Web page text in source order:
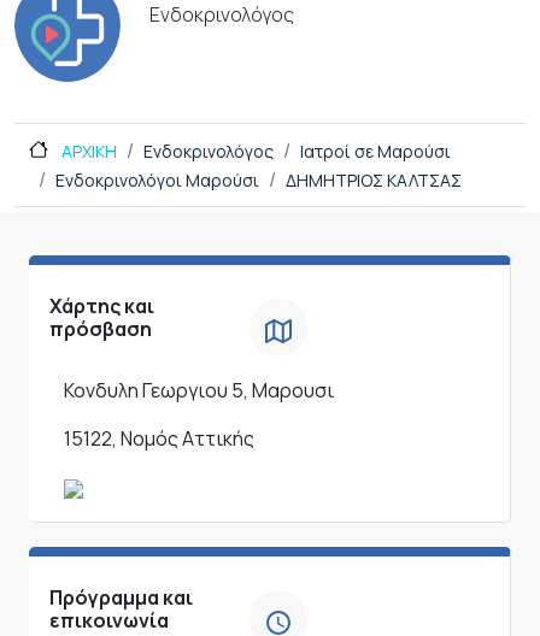
Ενδοκρινολόγος
ΑΡΧΙΚΗ Ενδοκρινολόγος
Ιατροί σε Μαρούσι
Ενδοκρινολόγοι Μαρούσι
ΔΗΜΗΤΡΙΟΣ ΚΑΛΤΣΑΣ
Χάρτης και
πρόσβαση
Κονδυλη Γεωργιου 5, Μαρουσι
15122, Νομός Αττικής
Πρόγραμμα και
επικοινωνία